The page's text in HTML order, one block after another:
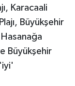
Karacaali
Büyükşehir
Büyükşehir